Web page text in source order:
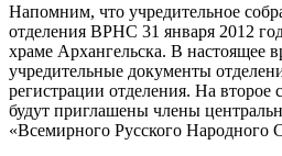
Напомним, что учредительное
отделения ВРНС 31 января 2012
храме Архангельска. В настоящее
учредительные документы
регистрации отделения. На второе
будут приглашены члены
«Всемирного Русского Народного